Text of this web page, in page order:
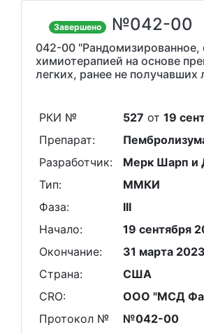
Завершено №042-00
042-00
химиотерапией на основе
легких, ранее не
РКИ № 527 от 19
Препарат:
Разработчик:
Мерк Шарп и
Тип:
ММКИ
Фаза:
III
Начало:
19 сентября
Окончание:
31 марта
Страна:
США
CRO:
ООО "МСД
Протокол №
№042-00